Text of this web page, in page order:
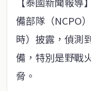
備部隊（NCPO
時）披露，偵測
備，特別是野戰
脅。